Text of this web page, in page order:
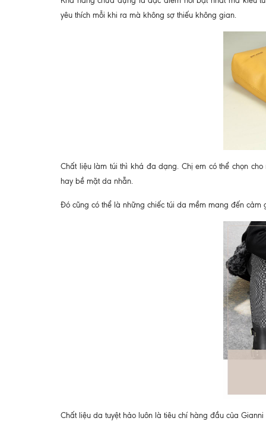
yêu thích mỗi khi ra mà không sợ thiếu không gian.
Chất liệu làm túi thì khá đa dạng. Chị em có thể chọn
hay bề mặt da nhẵn.
Đó cũng có thể là những chiếc túi da mềm mang đến cảm
Chất liệu da tuyệt hảo luôn là tiêu chí hàng đầu của